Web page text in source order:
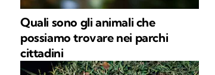
Quali sono gli animali che
possiamo trovare nei parchi
cittadini